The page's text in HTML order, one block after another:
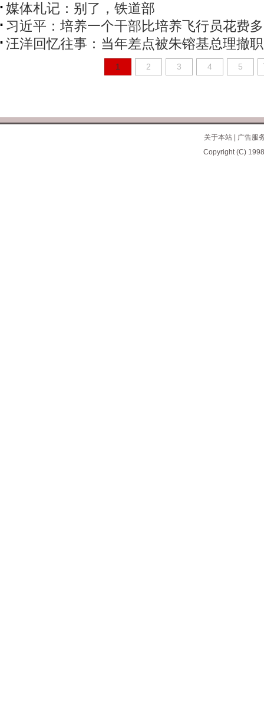
媒体札记：别了，铁道部
习近平：培养一个干部比培养飞行员花费多
汪洋回忆往事：当年差点被朱镕基总理撤职
1 2 3 4 5
关于本站|
广告服
Copyright (C)